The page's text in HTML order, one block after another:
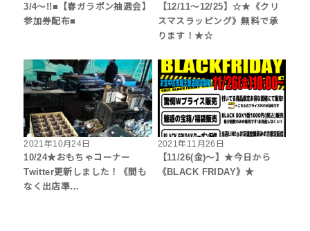
3/4～!!■【春ガラポン抽選会】
参加券配布■
【12/11～12/25】☆★《クリ
スマスラッピング》無料で承
ります！★☆
2021年10月24日
10/24★おもちゃコーナー
Twitter更新しました！《間も
なく出店準…
2021年11月26日
【11/26(金)～】★今日から
《BLACK FRIDAY》★